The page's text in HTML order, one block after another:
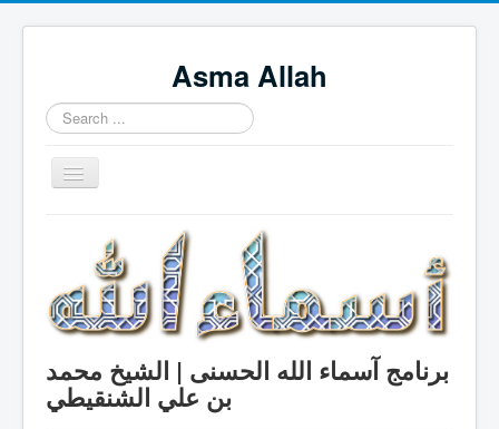
Asma Allah
Search
...
Toggle
Navigation
Intro Videos
Français
中国人
Español
Tagalog
برنامج آسماء الله الحسنى | الشيخ محمد
بن علي الشنقيطي